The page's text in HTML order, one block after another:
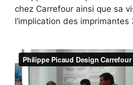
chez Carrefour ainsi que sa
l’implication des imprimantes